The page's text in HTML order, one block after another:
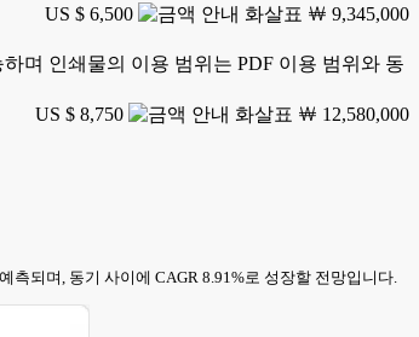
US $ 6,500
￦ 9,345,000
며 인쇄물의 이용 범위는 PDF 이용 범위와 동
US $ 8,750
￦ 12,580,000
측되며, 동기 사이에 CAGR 8.91%로 성장할 전망입니다.